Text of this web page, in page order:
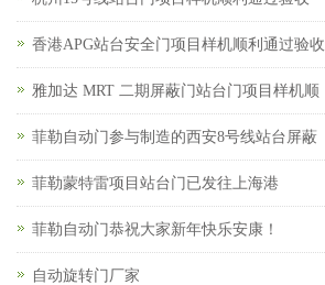
香港APG站台安全门项目样机顺利通过验收
雅加达 MRT 二期屏蔽门站台门项目样机顺
菲勒自动门参与制造的西安8号线站台屏蔽
菲勒蒙特雷项目站台门已发往上海港
菲勒自动门恭祝大家新年快乐安康！
自动旋转门厂家